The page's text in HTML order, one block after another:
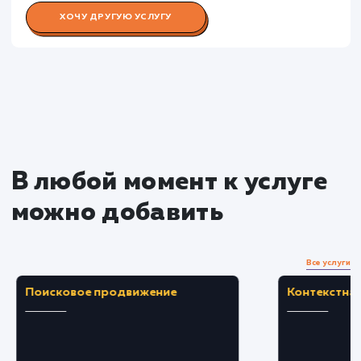
Преимущества
Увеличение взаимодействия посетителей с
контентом, улучшение SEO.